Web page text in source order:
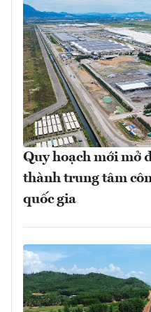
Quy hoạch mới mở
thành trung tâm
quốc gia